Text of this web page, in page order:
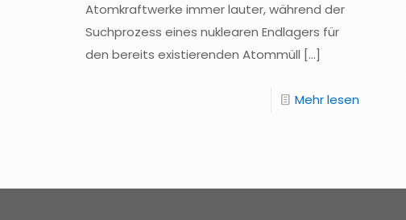
Atomkraftwerke immer lauter, während der
Suchprozess eines nuklearen Endlagers für
den bereits existierenden Atommüll […]
Mehr lesen